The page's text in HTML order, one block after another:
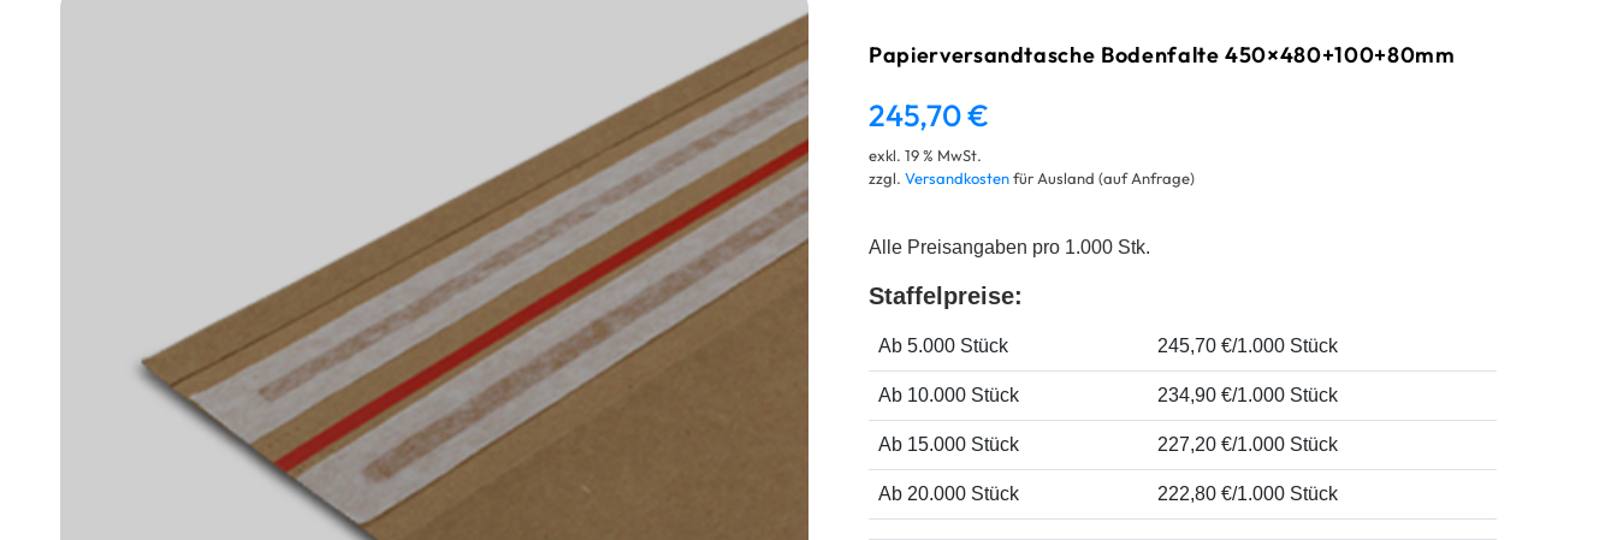
Papierversandtasche Bodenfalte 450×480+100+80mm
245,70€
exkl. 19 % MwSt.
zzgl. Versandkostenfür Ausland (auf Anfrage)
Alle Preisangaben pro 1.000 Stk.
Staffelpreise:
Ab 5.000 Stück 245,70 €/1.000 Stück
Ab 10.000 Stück 234,90 €/1.000 Stück
Ab 15.000 Stück 227,20 €/1.000 Stück
Ab 20.000 Stück 222,80 €/1.000 Stück